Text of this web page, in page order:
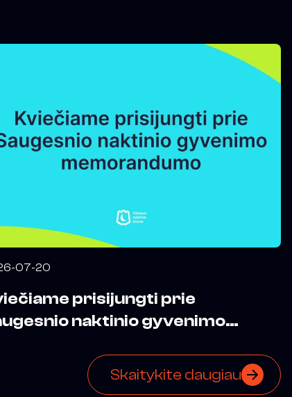
07-20
prisijungti prie
naktinio gyvenimo
Skaitykite daugiau